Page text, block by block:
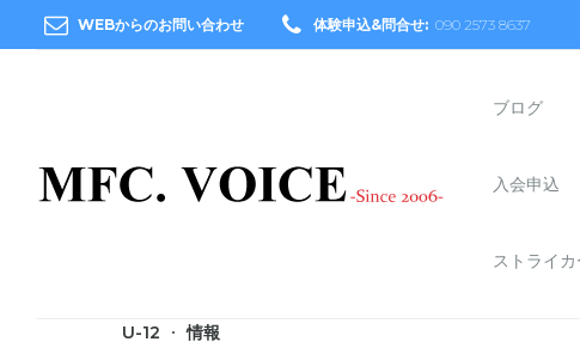
WEBからのお問い合わせ 体験申込&問合せ: 090 2573 8637
ブログ
入会申込
ストライ
U-12 情報